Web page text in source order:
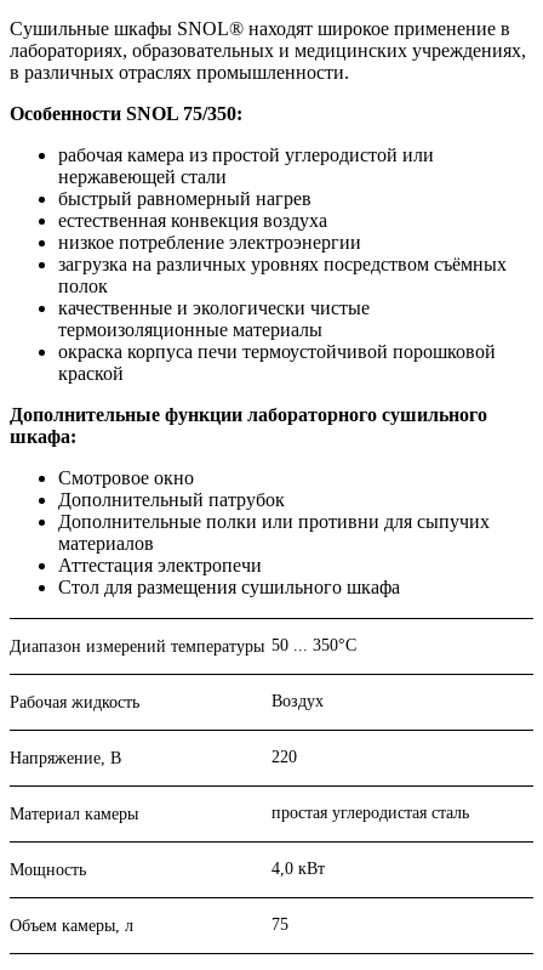
Сушильные шкафы SNOL® находят широкое применение в
лабораториях, образовательных и медицинских учреждениях,
в различных отраслях промышленности.
Особенности SNOL 75/350:
рабочая камера из простой углеродистой или
нержавеющей стали
быстрый равномерный нагрев
естественная конвекция воздуха
низкое потребление электроэнергии
загрузка на различных уровнях посредством съёмных
полок
качественные и экологически чистые
термоизоляционные материалы
окраска корпуса печи термоустойчивой порошковой
краской
Дополнительные функции лабораторного сушильного
шкафа:
Смотровое окно
Дополнительный патрубок
Дополнительные полки или противни для сыпучих
материалов
Аттестация электропечи
Стол для размещения сушильного шкафа
Диапазон измерений температуры 50 ... 350°С
Рабочая жидкость Воздух
Напряжение, В 220
Материал камеры простая углеродистая сталь
Мощность 4,0 кВт
Объем камеры, л 75